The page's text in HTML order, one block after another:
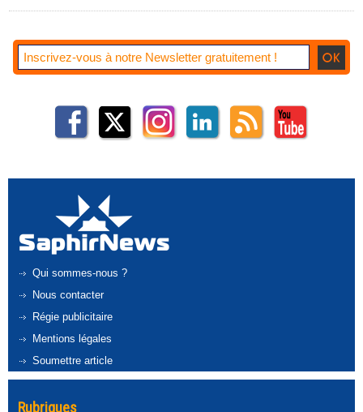
Qui sommes-nous ?
Nous contacter
Régie publicitaire
Mentions légales
Soumettre article
Rubriques